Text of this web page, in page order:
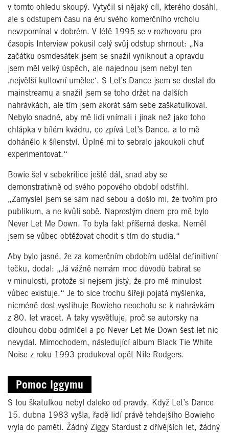
v tomto ohledu skoupý. Vytyčil si nějaký cíl, kterého dosáhl,
ale s odstupem času na éru svého komerčního vrcholu
nevzpomínal v dobrém. V létě 1995 se v rozhovoru pro
časopis Interview pokusil celý svůj odstup shrnout: „Na
začátku osmdesátek jsem se snažil vyniknout a opravdu
jsem měl velký úspěch, ale najednou jsem nebyl ten
‚největší kultovní umělec‘. S Let’s Dance jsem se dostal do
mainstreamu a snažil jsem se toho držet na dalších
nahrávkách, ale tím jsem akorát sám sebe zaškatulkoval.
Nebylo snadné, aby mě lidi vnímali i jinak než jako toho
chlápka v bílém kvádru, co zpívá Let’s Dance, a to mě
dohánělo k šílenství. Úplně mi to sebralo jakoukoli chuť
experimentovat.“
Bowie šel v sebekritice ještě dál, snad aby se
demonstrativně od svého popového období odstřihl.
„Zamyslel jsem se sám nad sebou a došlo mi, že tvořím pro
publikum, a ne kvůli sobě. Naprostým dnem pro mě bylo
Never Let Me Down. To byla fakt příšerná deska. Neměl
jsem se vůbec obtěžovat chodit s tím do studia.“
Aby bylo jasné, že za komerčním obdobím udělal definitivní
tečku, dodal: „Já vážně nemám moc důvodů babrat se
v minulosti, protože si nejsem jistý, že pro mě minulost
vůbec existuje.“ Je to sice trochu šířeji pojatá myšlenka,
nicméně dost vystihuje Bowieho neochotu se k nahrávkám
z 80. let vracet. A taky vysvětluje, proč se autorsky na
dlouhou dobu odmlčel a po Never Let Me Down šest let nic
nevydal. Mimochodem, následující album Black Tie White
Noise z roku 1993 produkoval opět Nile Rodgers.
Pomoc Iggymu
S tou škatulkou nebyl daleko od pravdy. Když Let’s Dance
15. dubna 1983 vyšla, řadě lidí právě tehdejšího Bowieho
vryla do paměti. Žádný Ziggy Stardust z dřívějších let, žádný